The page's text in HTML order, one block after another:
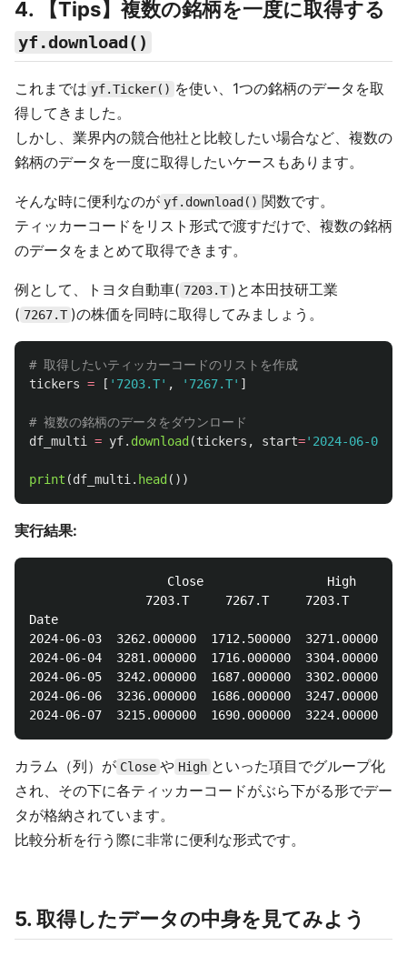
4. 【Tips】複数の銘柄を一度に取得する
yf.download()
これまでは yf.Ticker() を使い、1つの銘柄のデータを取
得してきました。
しかし、業界内の競合他社と比較したい場合など、複数の
銘柄のデータを一度に取得したいケースもあります。
そんな時に便利なのが yf.download() 関数です。
ティッカーコードをリスト形式で渡すだけで、複数の銘柄
のデータをまとめて取得できます。
例として、トヨタ自動車( 7203.T )と本田技研工業
( 7267.T )の株価を同時に取得してみましょう。
tickers = [ ' 7203.T' , ' 7267.T' ]
df_multi
= yf. download (tickers , start=' 2024-06-01
print (df_multi . head ())
実行結果:
Close                 High
7203.T     7267.T     7203.T
Date
2024-06-03  3262.000000  1712.500000  3271.000000
2024-06-04  3281.000000  1716.000000  3304.000000
2024-06-05  3242.000000  1687.000000  3302.000000
2024-06-06  3236.000000  1686.000000  3247.000000
カラム（列）が Close や High といった項目でグループ化
され、その下に各ティッカーコードがぶら下がる形でデー
タが格納されています。
比較分析を行う際に非常に便利な形式です。
5. 取得したデータの中身を見てみよう